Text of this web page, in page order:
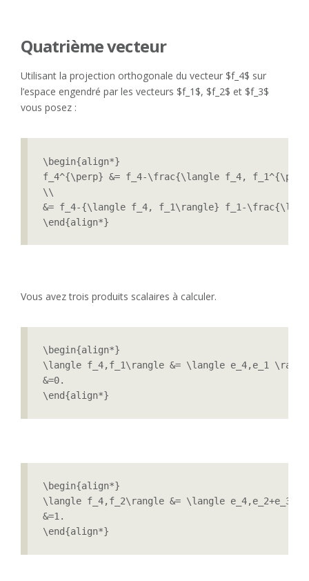
Quatrième vecteur
Utilisant la projection orthogonale du vecteur $f_4$ sur
l’espace engendré par les vecteurs $f_1$, $f_2$ et $f_3$
vous posez :
\begin{align*}
f_4^{\perp} &= f_4-\frac{\langle f_4,
\\
&= f_4-{\langle f_4, f_1\rangle} f_1-
\end{align*}
Vous avez trois produits scalaires à calculer.
\begin{align*}
\langle f_4,f_1\rangle &= \langle e_4,e_1
&=0.
\end{align*}
\begin{align*}
\langle f_4,f_2\rangle &= \langle
&=1.
\end{align*}